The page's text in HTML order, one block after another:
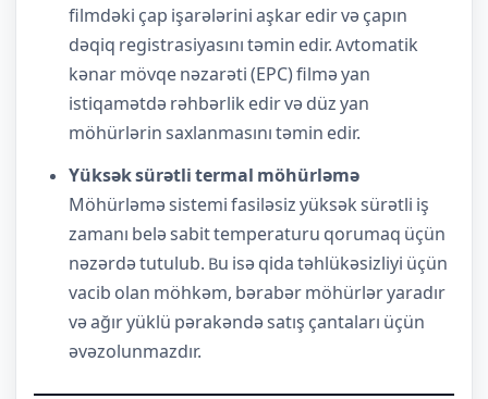
filmdəki çap işarələrini aşkar edir və çapın
dəqiq registrasiyasını təmin edir. Avtomatik
kənar mövqe nəzarəti (EPC) filmə yan
istiqamətdə rəhbərlik edir və düz yan
möhürlərin saxlanmasını təmin edir.
Yüksək sürətli termal möhürləmə
Möhürləmə sistemi fasiləsiz yüksək sürətli iş
zamanı belə sabit temperaturu qorumaq üçün
nəzərdə tutulub. Bu isə qida təhlükəsizliyi üçün
vacib olan möhkəm, bərabər möhürlər yaradır
və ağır yüklü pərakəndə satış çantaları üçün
əvəzolunmazdır.